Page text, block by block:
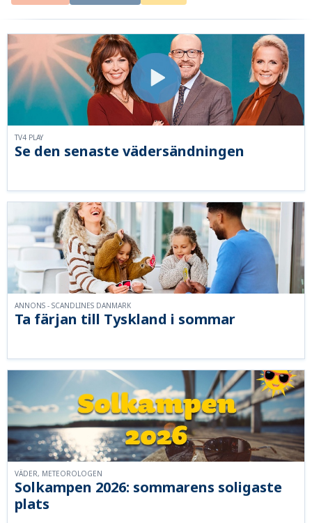
Se den senaste vädersändningen
TV4 PLAY
Ta färjan till Tyskland i sommar
ANNONS - SCANDLINES DANMARK
Solkampen 2026: sommarens soligaste
plats
VÄDER, METEOROLOGEN